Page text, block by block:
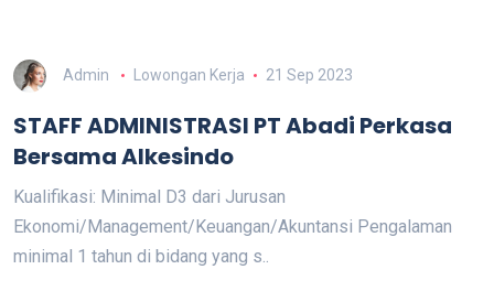
Admin Lowongan Kerja 21 Sep 2023
STAFF ADMINISTRASI PT Abadi Perkasa
Bersama Alkesindo
Kualifikasi: Minimal D3 dari Jurusan
Ekonomi/Management/Keuangan/Akuntansi Pengalaman
minimal 1 tahun di bidang yang s..